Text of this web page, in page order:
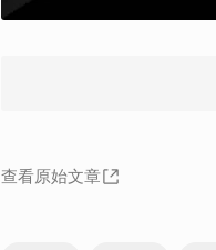
查看原始文章